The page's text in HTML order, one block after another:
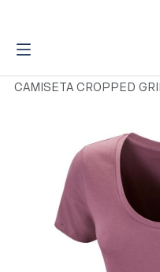
CAMISETA CROPPED